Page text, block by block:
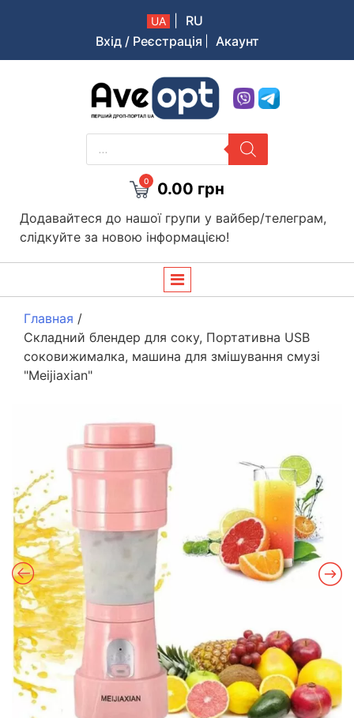
UA
RU
Вхід / Реєстрація
Акаунт
Aveopt – оптова дропшипінг платформа в Україні
PRODUCTS
SEARCH
0 0.00 грн
Додавайтеся до нашої групи у вайбер/телеграм,
слідкуйте за новою інформацією!
Главная /
Складний блендер для соку, Портативна USB
соковижималка, машина для змішування смузі
"Meijiaxian"